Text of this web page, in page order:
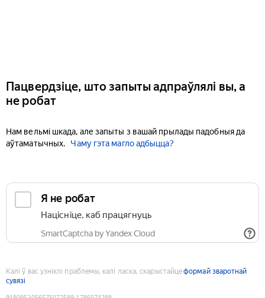
Пацвердзіце, што запыты адпраўлялі вы, а
не робат
Нам вельмі шкада, але запыты з вашай прылады падобныя да
аўтаматычных.
Чаму гэта магло адбыцца?
Я не робат
Націсніце, каб працягнуць
SmartCaptcha by Yandex Cloud
Калі ў вас узніклі праблемы, калі ласка, скарыстайцеформай зваротнай
сувязі